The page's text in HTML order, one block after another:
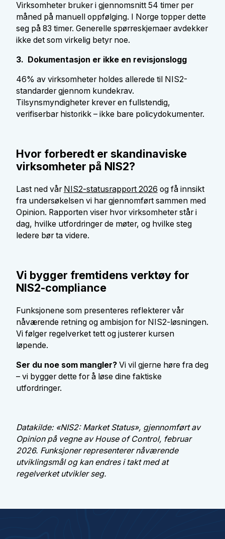
Virksomheter bruker i gjennomsnitt 54 timer per
måned på manuell oppfølging. I Norge topper dette
seg på 83 timer. Generelle spørreskjemaer avdekker
ikke det som virkelig betyr noe.
3. Dokumentasjon er ikke en revisjonslogg
46% av virksomheter holdes allerede til NIS2-
standarder gjennom kundekrav.
Tilsynsmyndigheter krever en fullstendig,
verifiserbar historikk – ikke bare policydokumenter.
Hvor forberedt er skandinaviske
virksomheter på NIS2?
Last ned vår NIS2-statusrapport 2026 og få innsikt
fra undersøkelsen vi har gjennomført sammen med
Opinion. Rapporten viser hvor virksomheter står i
dag, hvilke utfordringer de møter, og hvilke steg
ledere bør ta videre.
Vi bygger fremtidens verktøy for
NIS2-compliance
Funksjonene som presenteres reflekterer vår
nåværende retning og ambisjon for NIS2-løsningen.
Vi følger regelverket tett og justerer kursen
løpende.
Ser du noe som mangler? Vi vil gjerne høre fra deg
– vi bygger dette for å løse dine faktiske
utfordringer.
Datakilde: «NIS2: Market Status», gjennomført av
Opinion på vegne av House of Control, februar
2026. Funksjoner representerer nåværende
utviklingsmål og kan endres i takt med at
regelverket utvikler seg.